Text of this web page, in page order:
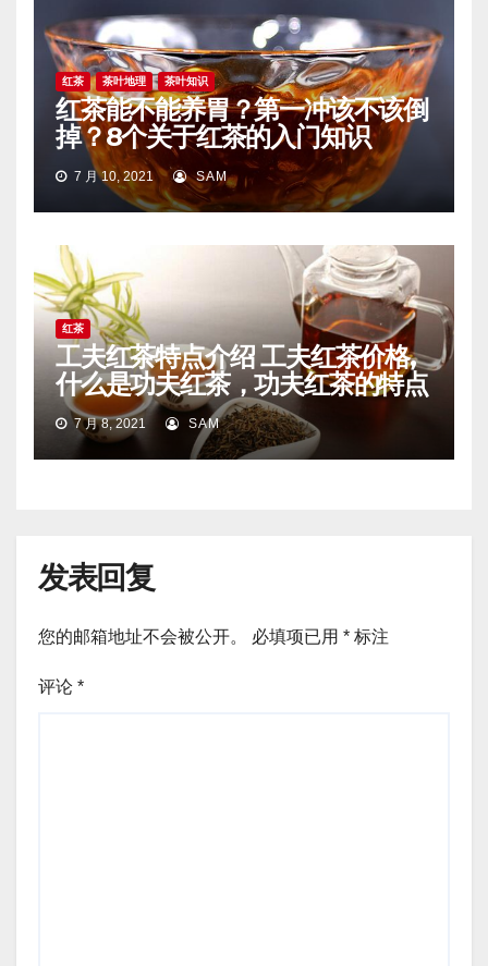
红茶 茶叶地理 茶叶知识
红茶能不能养胃？第一冲该不该倒
掉？8个关于红茶的入门知识
7 月 10, 2021 SAM
红茶
工夫红茶特点介绍 工夫红茶价格,
什么是功夫红茶，功夫红茶的特点
7 月 8, 2021 SAM
发表回复
您的邮箱地址不会被公开。 必填项已用 * 标注
评论 *